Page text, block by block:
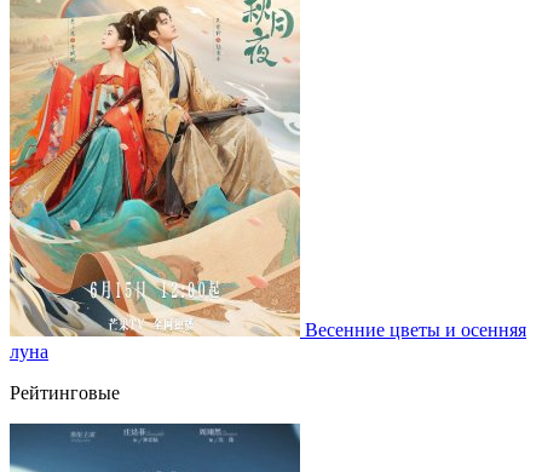
Весенние цветы и осенняя
луна
Рейтинговые